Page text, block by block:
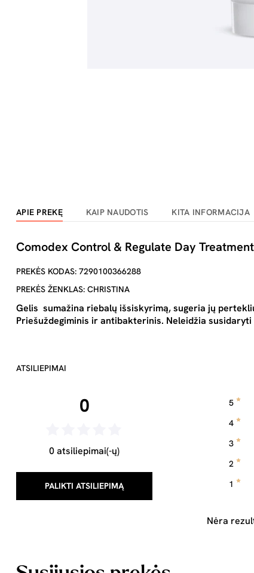
APIE PREKĘ KAIP NAUDOTIS KITA INFORMACIJA
Comodex Control & Regulate Day
PREKĖS KODAS: 7290100366288
PREKĖS ŽENKLAS: CHRISTINA
Gelis sumažina riebalų išsiskyrimą, sugeria jų
Priešuždegiminis ir antibakterinis. Neleidžia
ATSILIEPIMAI
0
0 atsiliepimai(-ų)
PALIKTI ATSILIEPIMĄ
5
4
3
2
1
Nėra